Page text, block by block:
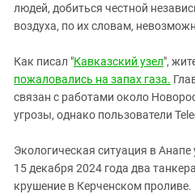
СКФО
Ставропольский край
Чечня
Южная Осетия
Южный Кавказ
людей, добиться честной
воздуха, по их словам,
Как писал "Кавказский узел",
пожаловались на запах газа.
связан с работами около
угрозы, однако пользователи
Экологическая ситуация в
15 декабря 2024 года два
крушение в Керченском